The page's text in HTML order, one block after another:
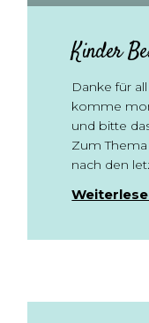
Kinder
Danke für
komme
und bitte
Zum
nach den